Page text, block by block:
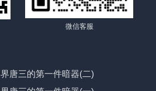
微信客服
唐三的第一件暗器(二)